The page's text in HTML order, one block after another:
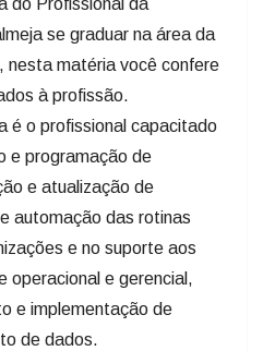
do Profissional da
se graduar na área da
nesta matéria você confere
à profissão.
é o profissional capacitado
e programação de
e atualização de
automação das rotinas
e no suporte aos
operacional e gerencial,
e implementação de
de dados.